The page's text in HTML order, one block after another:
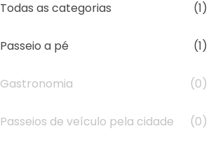
Todas as categorias (1)
Passeio a pé (1)
Gastronomia (0)
Passeios de veículo pela cidade (0)